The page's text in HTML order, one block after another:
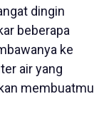
dingin
beberapa
ke
air yang
membuatmu